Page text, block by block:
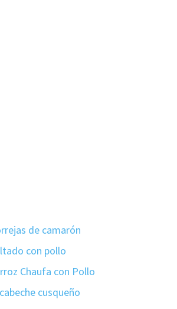
de camarón
con pollo
Chaufa con Pollo
cusqueño